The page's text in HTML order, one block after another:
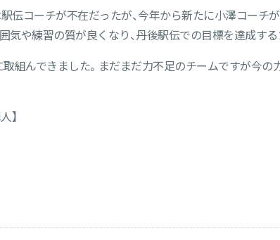
伝コーチが不在だったが、今年から新たに小澤コーチ
気や練習の質が良くなり、丹後駅伝での目標を達成す
組んできました。まだまだ力不足のチームですが今
】